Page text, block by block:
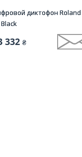
диктофон Roland
332 ₴